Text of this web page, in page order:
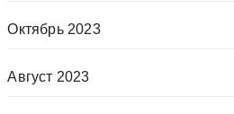
Октябрь 2023
Август 2023